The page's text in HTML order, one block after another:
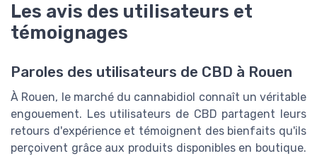
Les avis des utilisateurs et
témoignages
Paroles des utilisateurs de CBD à Rouen
À Rouen, le marché du cannabidiol connaît un véritable
engouement. Les utilisateurs de CBD partagent leurs
retours d'expérience et témoignent des bienfaits qu'ils
perçoivent grâce aux produits disponibles en boutique.